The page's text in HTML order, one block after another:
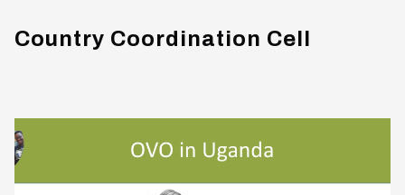
Country Coordination Cell